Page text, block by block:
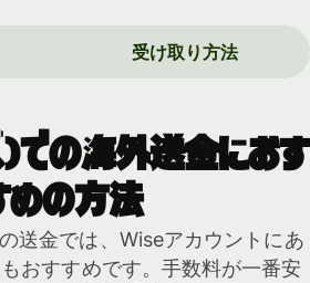
受け取り方法
での海外送金におす
めの方法
送金では、Wiseアカウントにあ
おすすめです。手数料が一番安